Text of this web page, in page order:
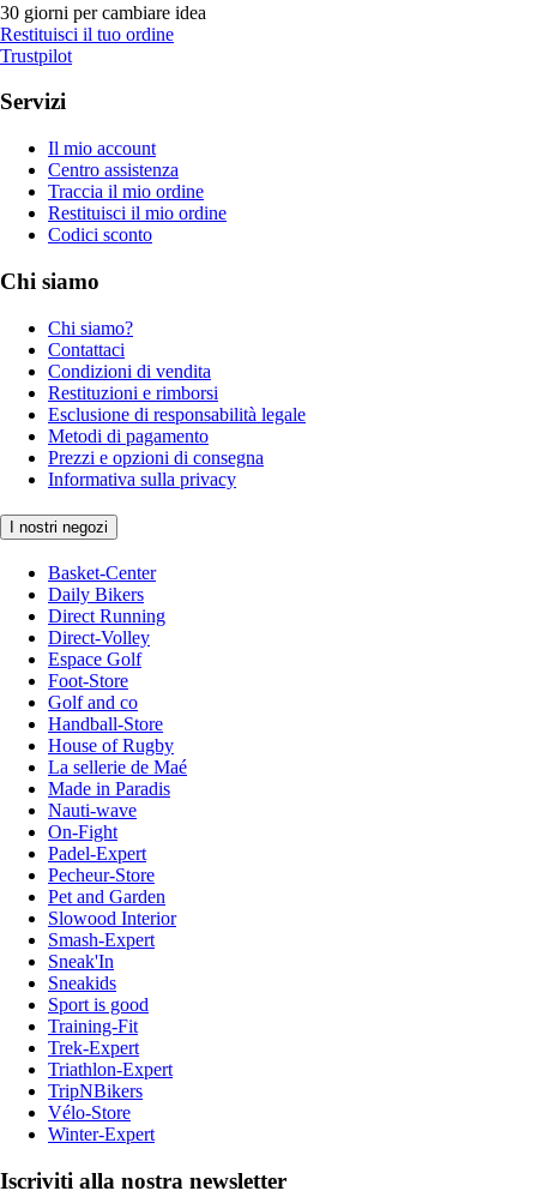
30 giorni per cambiare idea
Restituisci il tuo ordine
Trustpilot
Servizi
Il mio account
Centro assistenza
Traccia il mio ordine
Restituisci il mio ordine
Codici sconto
Chi siamo
Chi siamo?
Contattaci
Condizioni di vendita
Restituzioni e rimborsi
Esclusione di responsabilità legale
Metodi di pagamento
Prezzi e opzioni di consegna
Informativa sulla privacy
I nostri negozi
Basket-Center
Daily Bikers
Direct Running
Direct-Volley
Espace Golf
Foot-Store
Golf and co
Handball-Store
House of Rugby
La sellerie de Maé
Made in Paradis
Nauti-wave
On-Fight
Padel-Expert
Pecheur-Store
Pet and Garden
Slowood Interior
Smash-Expert
Sneak'In
Sneakids
Sport is good
Training-Fit
Trek-Expert
Triathlon-Expert
TripNBikers
Vélo-Store
Winter-Expert
Iscriviti alla nostra newsletter